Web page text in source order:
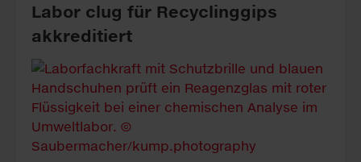
Labor clug für Recyclinggips
akkreditiert